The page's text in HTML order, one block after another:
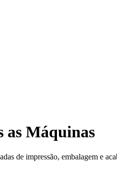
Máquinas
de impressão, embalagem e